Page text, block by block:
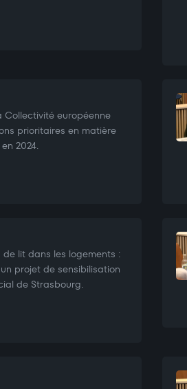
Collectivité européenne
prioritaires en matière
2024.
lit dans les logements :
projet de sensibilisation
de Strasbourg.